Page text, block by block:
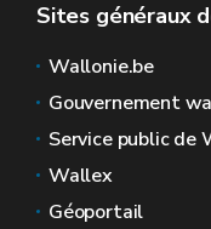
Sites généraux
Wallonie.be
Gouvernement
Service public de
Wallex
Géoportail